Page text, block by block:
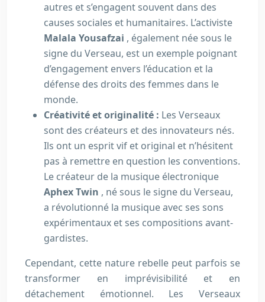
autres et s’engagent souvent dans des
causes sociales et humanitaires. L’activiste
Malala Yousafzai , également née sous le
signe du Verseau, est un exemple poignant
d’engagement envers l’éducation et la
défense des droits des femmes dans le
monde.
Créativité et originalité : Les Verseaux
sont des créateurs et des innovateurs nés.
Ils ont un esprit vif et original et n’hésitent
pas à remettre en question les conventions.
Le créateur de la musique électronique
Aphex Twin , né sous le signe du Verseau,
a révolutionné la musique avec ses sons
expérimentaux et ses compositions avant-
gardistes.
Cependant, cette nature rebelle peut parfois se
transformer en imprévisibilité et en
détachement émotionnel. Les Verseaux